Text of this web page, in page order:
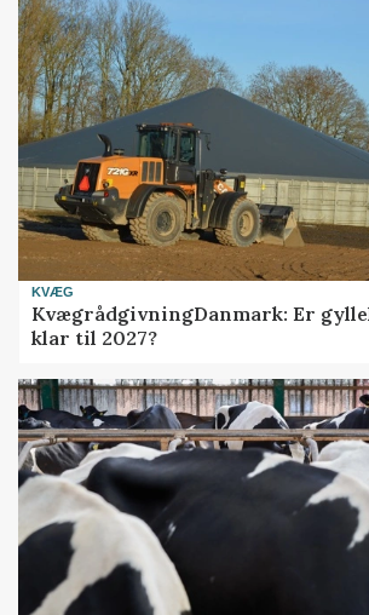
KVÆG
KvægrådgivningDanmark: Er
klar til 2027?